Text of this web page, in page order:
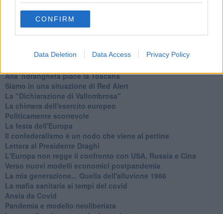
CONFIRM
Data Deletion Data Access Privacy Policy
Il “dopo” Matteo Messina Denaro
Vademecum antimafia per gli elettori
Toscana chiama Palermo
Serve un esercito europeo
Occorre potenziare il controllo del territorio
Alla 'ndrangheta piace la Toscana
Siamo in una situazione di Red Alert
La "Dichiarazione di Vallombrosa"
La chimera dell'esercito europeo
Politicamente scorrevole
La festa dell'Europa
Il confederalismo è un nodo che viene al pettine
Lettera al Presidente Draghi
L'Europa non regge il confronto con USA, Russia e Cina
Verso nuovi modelli economici postpandemia
​La mia generazione... Quella dell'alluvione 1966
​La mafia sanitaria ai tempi del covid
Ansia da Covid
Pandemia e modello neoliberista